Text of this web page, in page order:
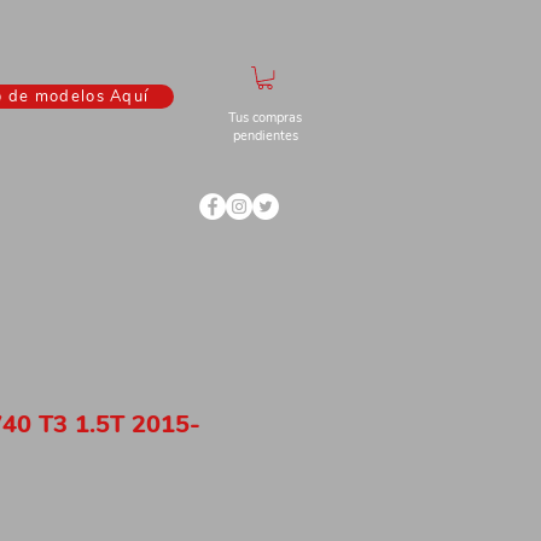
de modelos Aquí
Tus compras
pendientes
T3 1.5T 2015-